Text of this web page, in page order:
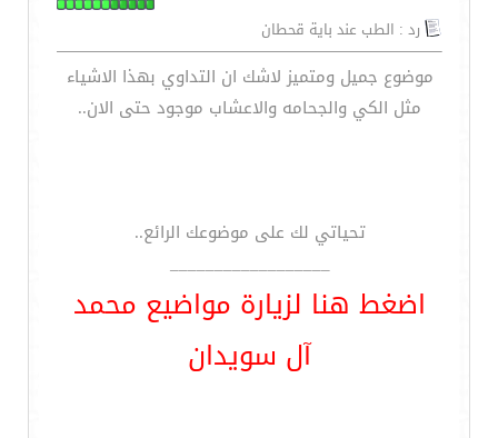
رد : الطب عند باية قحطان
موضوع جميل ومتميز لاشك ان التداوي بهذا الاشياء
مثل الكي والجحامه والاعشاب موجود حتى الان..
تحياتي لك على موضوعك الرائع..
__________________
اضغط هنا لزيارة مواضيع محمد
آل سويدان